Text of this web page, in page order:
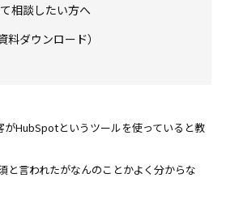
相談したい方へ
ダウンロード）
がHubSpotというツールを使っていると教
と言われたがなんのことかよく分からな